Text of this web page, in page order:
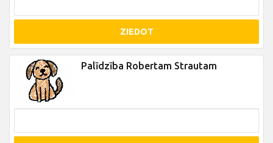
ZIEDOT
Palīdzība Robertam Strautam